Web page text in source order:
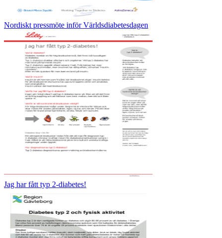
Nordiskt pressmöte inför Världsdiabetesdagen
Jag har fått typ 2-diabetes!